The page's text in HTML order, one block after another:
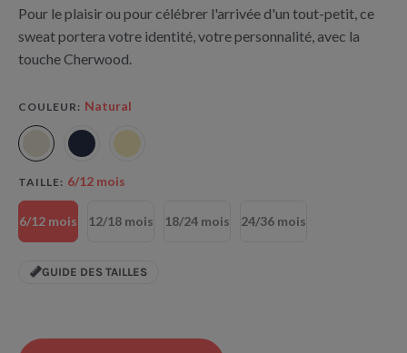
Pour le plaisir ou pour célébrer l'arrivée d'un tout-petit, ce
sweat portera votre identité, votre personnalité, avec la
touche Cherwood.
COULEUR Natural
TAILLE 6/12 mois
6/12 mois 12/18 mois 18/24 mois 24/36 mois
GUIDE DES TAILLES